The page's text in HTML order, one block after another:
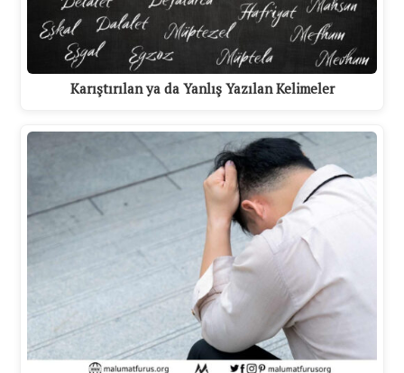
Karıştırılan ya da Yanlış Yazılan Kelimeler